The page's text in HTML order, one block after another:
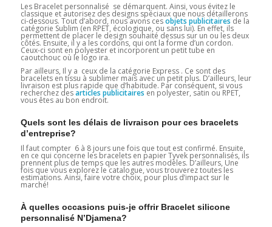
Les Bracelet personnalisé se démarquent. Ainsi, vous évitez le
classique et autorisez des designs spéciaux que nous détaillerons
ci-dessous. Tout d’abord, nous avons cesobjets publicitaires de la
catégorie Sublim (en RPET, écologique, ou sans lui). En effet, ils
permettent de placer le design souhaité dessus sur un ou les deux
côtés. Ensuite, il y a les cordons, qui ont la forme d’un cordon.
Ceux-ci sont en polyester et incorporent un petit tube en
caoutchouc où le logo ira.
Par ailleurs, Il y a ceux de la catégorie Express . Ce sont des
bracelets en tissu à sublimer mais avec un petit plus. D’ailleurs, leur
livraison est plus rapide que d’habitude. Par conséquent, si vous
recherchez desarticles publicitaires en polyester, satin ou RPET,
vous êtes au bon endroit.
Quels sont les délais de livraison pour ces bracelets
d’entreprise?
Il faut compter 6 à 8 jours une fois que tout est confirmé. Ensuite,
en ce qui concerne les bracelets en papier Tyvek personnalisés, ils
prennent plus de temps que les autres modèles. D’ailleurs, Une
fois que vous explorez le catalogue, vous trouverez toutes les
estimations. Ainsi, faire votre choix, pour plus d’impact sur le
marché!
À quelles occasions puis-je offrir Bracelet silicone
personnalisé N’Djamena?